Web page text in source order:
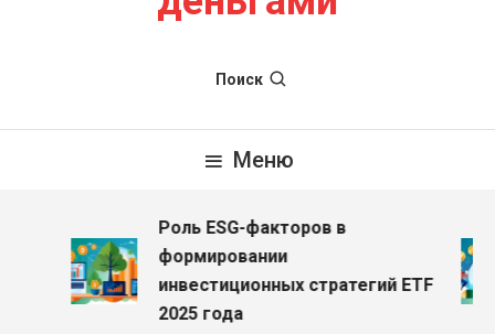
Поиск
Меню
Роль ESG-факторов в
формировании
инвестиционных стратегий ETF
2025 года